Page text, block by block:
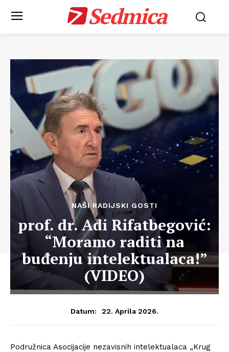
Sedmica
NAŠI RADIJSKI GOSTI
prof. dr. Adi Rifatbegović:
“Moramo raditi na
buđenju intelektualaca!”
(VIDEO)
Datum: 22. Aprila 2026.
Podružnica Asocijacije nezavisnih intelektualaca „Krug